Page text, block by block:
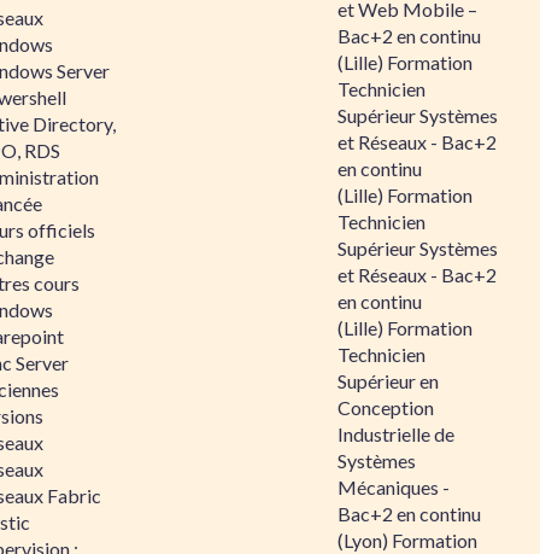
Server
Directory,
RDS
officiels
cours
Server
Fabric
:
et Web Mobile –
Bac+2 en continu
(Lille) Formation
Technicien
Supérieur Systèmes
et Réseaux - Bac+2
en continu
(Lille) Formation
Technicien
Supérieur Systèmes
et Réseaux - Bac+2
en continu
(Lille) Formation
Technicien
Supérieur en
Conception
Industrielle de
Systèmes
Mécaniques -
Bac+2 en continu
(Lyon) Formation